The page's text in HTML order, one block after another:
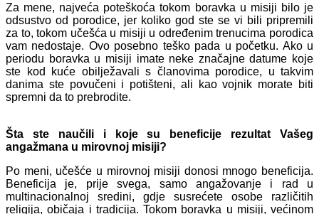
Za mene, najveća poteškoća tokom boravka u misiji bilo je
odsustvo od porodice, jer koliko god ste se vi bili pripremili
za to, tokom učešća u misiji u određenim trenucima porodica
vam nedostaje. Ovo posebno teško pada u početku. Ako u
periodu boravka u misiji imate neke značajne datume koje
ste kod kuće obilježavali s članovima porodice, u takvim
danima ste povučeni i potišteni, ali kao vojnik morate biti
spremni da to prebrodite.
Šta ste naučili i koje su beneficije rezultat Vašeg
angažmana u mirovnoj misiji?
Po meni, učešće u mirovnoj misiji donosi mnogo beneficija.
Beneficija je, prije svega, samo angažovanje i rad u
multinacionalnoj sredini, gdje susrećete osobe različitih
religija, običaja i tradicija. Tokom boravka u misiji, većinom